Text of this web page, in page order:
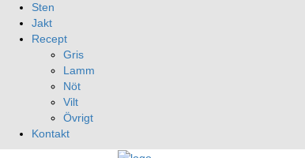
Sten
Jakt
Recept
Gris
Lamm
Nöt
Vilt
Övrigt
Kontakt